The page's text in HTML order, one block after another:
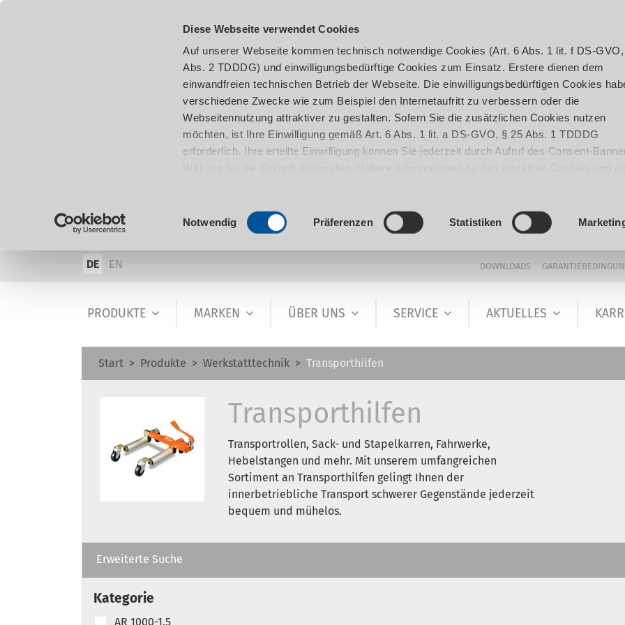
Diese Webseite verwendet Cookies
Auf unserer Webseite kommen technisch notwendige Cookies (Art. 6 Abs. 1 lit. f DS-
Abs. 2 TDDDG) und einwilligungsbedürftige Cookies zum Einsatz. Erstere dienen dem
einwandfreien technischen Betrieb der Webseite. Die einwilligungsbedürftigen Cookies
verschiedene Zwecke wie zum Beispiel den Internetaufritt zu verbessern oder die
Webseitennutzung attraktiver zu gestalten. Sofern Sie die zusätzlichen Cookies nutzen
möchten, ist Ihre Einwilligung gemäß Art. 6 Abs. 1 lit. a DS-GVO, § 25 Abs. 1 TDDDG
erforderlich. Ihre erteilte Einwilligung können Sie jederzeit durch Aufruf des Consent-
Einwilligungsauswahl
Notwendig Präferenzen Statistiken
DE EN DOWNLOADS
PRODUKTE MARKEN ÜBER UNS SERVICE AKTUELLES
Start Produkte Werkstatttechnik Transporthilfen
Transporthilfen
Transportrollen, Sack- und Stapelkarren, Fahrwerke,
Hebelstangen und mehr. Mit unserem umfangreichen
Sortiment an Transporthilfen gelingt Ihnen der
innerbetriebliche Transport schwerer Gegenstände jederzeit
bequem und mühelos.
Erweiterte Suche
Kategorie
AR 1000-1,5